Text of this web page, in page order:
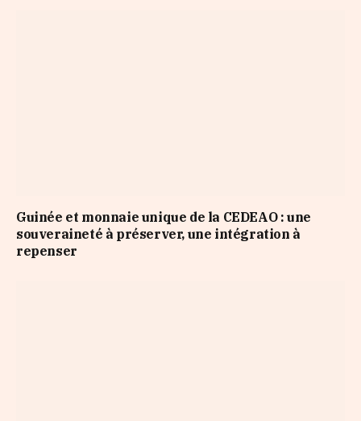
Guinée et monnaie unique de la CEDEAO : une
souveraineté à préserver, une intégration à
repenser